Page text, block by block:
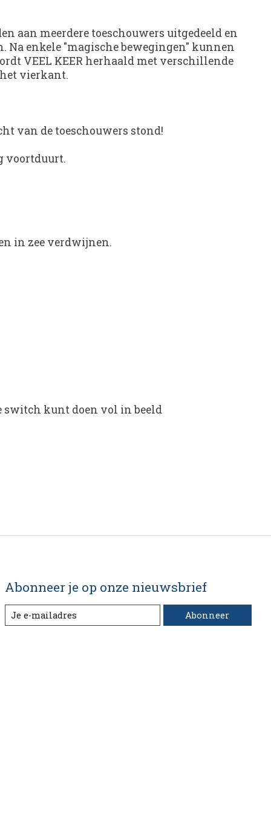
aan meerdere toeschouwers uitgedeeld en
enkele "magische bewegingen" kunnen
VEEL KEER herhaald met verschillende
vierkant.
van de toeschouwers stond!
voortduurt.
in zee verdwijnen.
switch kunt doen vol in beeld
Abonneer je op onze nieuwsbrief
Abonneer